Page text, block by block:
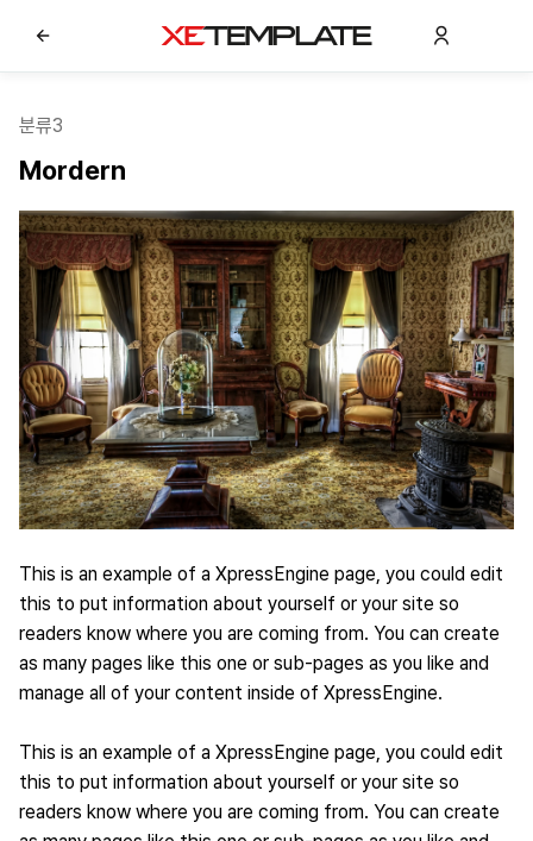
분류3
Mordern
This is an example of a XpressEngine page, you could edit
this to put information about yourself or your site so
readers know where you are coming from. You can create
as many pages like this one or sub-pages as you like and
manage all of your content inside of XpressEngine.
This is an example of a XpressEngine page, you could edit
this to put information about yourself or your site so
readers know where you are coming from. You can create